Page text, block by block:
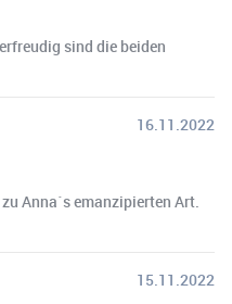
sind die beiden
16.11.2022
Anna´s emanzipierten Art.
15.11.2022